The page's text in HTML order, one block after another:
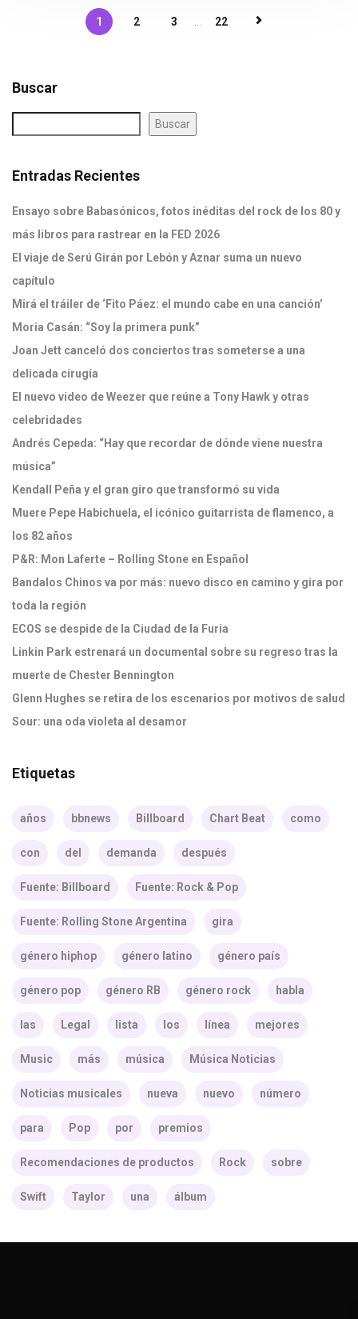
1 2 3 22
Buscar
Buscar
Entradas Recientes
Ensayo sobre Babasónicos, fotos inéditas del rock de los 80 y
más libros para rastrear en la FED 2026
El viaje de Serú Girán por Lebón y Aznar suma un nuevo
capítulo
Mirá el tráiler de ‘Fito Páez: el mundo cabe en una canción’
Moria Casán: “Soy la primera punk”
Joan Jett canceló dos conciertos tras someterse a una
delicada cirugía
El nuevo video de Weezer que reúne a Tony Hawk y otras
celebridades
Andrés Cepeda: “Hay que recordar de dónde viene nuestra
música”
Kendall Peña y el gran giro que transformó su vida
Muere Pepe Habichuela, el icónico guitarrista de flamenco, a
los 82 años
P&R: Mon Laferte – Rolling Stone en Español
Bandalos Chinos va por más: nuevo disco en camino y gira por
toda la región
ECOS se despide de la Ciudad de la Furia
Linkin Park estrenará un documental sobre su regreso tras la
muerte de Chester Bennington
Glenn Hughes se retira de los escenarios por motivos de salud
Sour: una oda violeta al desamor
Etiquetas
años bbnews Billboard Chart Beat como
con del demanda después
Fuente: Billboard Fuente: Rock & Pop
Fuente: Rolling Stone Argentina gira
género hiphop género latino género país
género pop género RB género rock habla
las Legal lista los línea mejores
Music más música Música Noticias
Noticias musicales nueva nuevo número
para Pop por premios
Recomendaciones de productos Rock sobre
Swift Taylor una álbum